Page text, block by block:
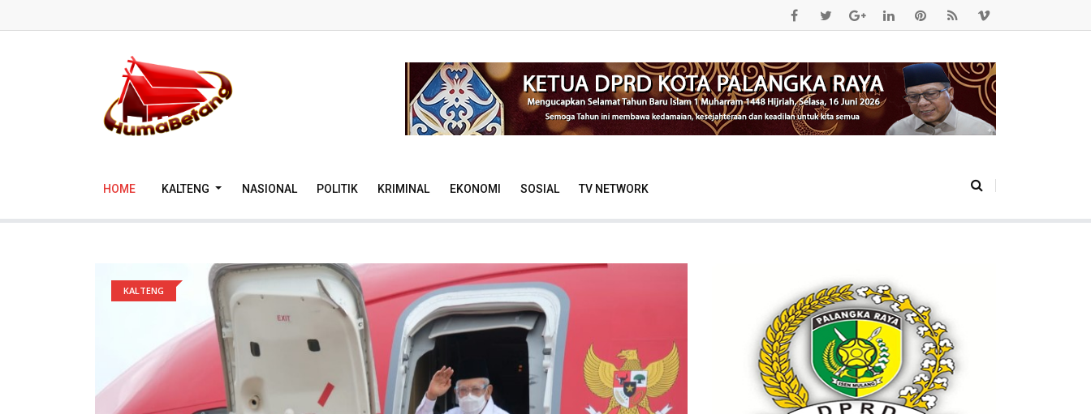
HOME KALTENG NASIONAL POLITIK KRIMINAL EKONOMI SOSIAL TV NETWORK
KALTENG